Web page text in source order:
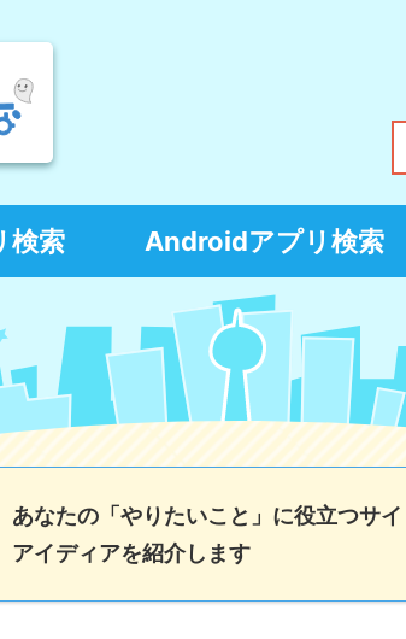
検索 Androidアプリ検索
あなたの「やりたいこと」に役立つサイ
アイディアを紹介します